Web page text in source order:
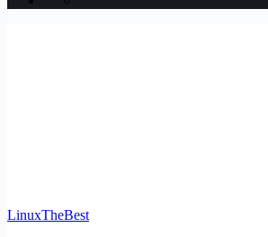
LinuxTheBest